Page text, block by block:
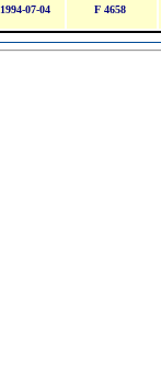
1994-07-04 F 4658